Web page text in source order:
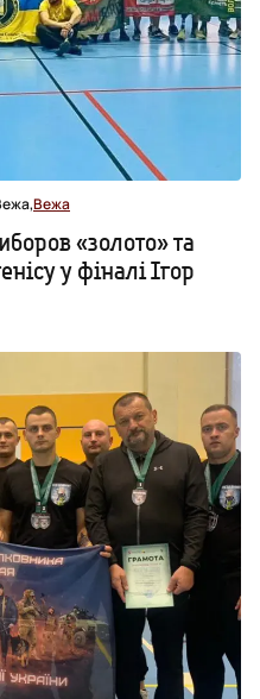
Вежа
«золото» та
у фіналі Ігор